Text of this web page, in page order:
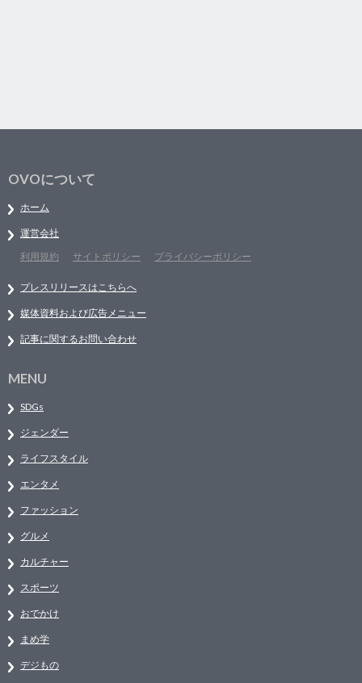
OVOについて
ホーム
運営会社
利用規約
サイトポリシー プライバシーポリシー
プレスリリースはこちらへ
媒体資料および広告メニュー
記事に関するお問い合わせ
MENU
SDGs
ジェンダー
ライフスタイル
エンタメ
ファッション
グルメ
カルチャー
スポーツ
おでかけ
まめ学
デジもの